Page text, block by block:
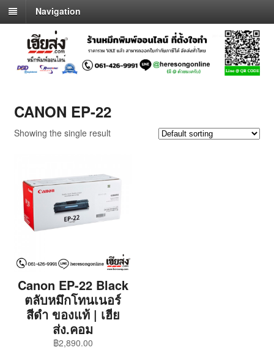
Navigation
CANON EP-22
Showing the single result
Canon EP-22 Black
ตลับหมึกโทนเนอร์
สีดำ ของแท้ | เฮีย
ส่ง.คอม
฿2,890.00